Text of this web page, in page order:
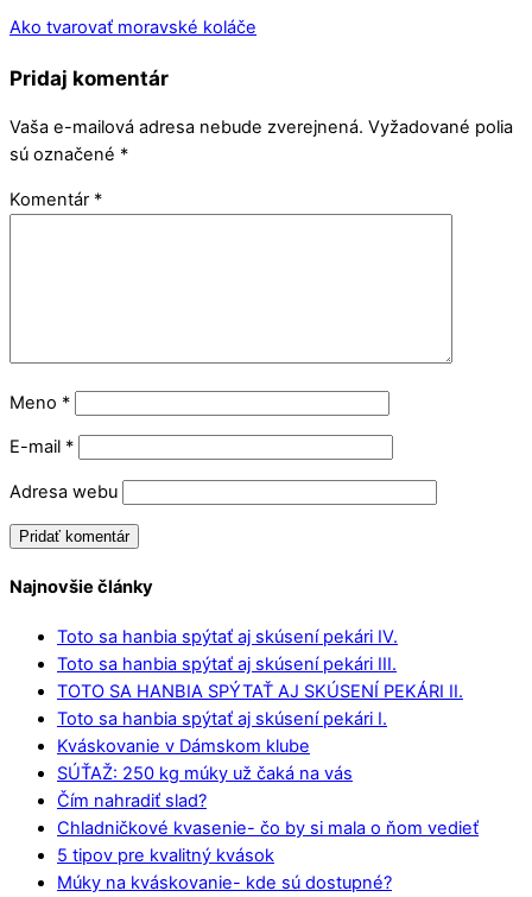
Ako tvarovať moravské koláče
Pridaj komentár
Vaša e-mailová adresa nebude zverejnená. Vyžadované polia
sú označené *
Komentár *
Meno *
E-mail *
Adresa webu
Najnovšie články
Toto sa hanbia spýtať aj skúsení pekári IV.
Toto sa hanbia spýtať aj skúsení pekári III.
TOTO SA HANBIA SPÝTAŤ AJ SKÚSENÍ PEKÁRI II.
Toto sa hanbia spýtať aj skúsení pekári I.
Kváskovanie v Dámskom klube
SÚŤAŽ: 250 kg múky už čaká na vás
Čím nahradiť slad?
Chladničkové kvasenie- čo by si mala o ňom vedieť
5 tipov pre kvalitný kvások
Múky na kváskovanie- kde sú dostupné?